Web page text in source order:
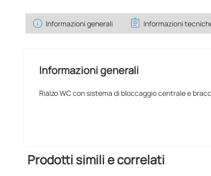
info Informazioni generali assignment Informazioni
Informazioni generali
Rialzo WC con sistema di bloccaggio centrale e
Prodotti simili e correlati